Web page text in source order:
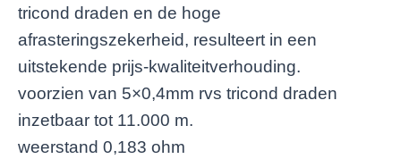
tricond draden en de hoge
afrasteringszekerheid, resulteert in een
uitstekende prijs-kwaliteitverhouding.
voorzien van 5×0,4mm rvs tricond draden
inzetbaar tot 11.000 m.
weerstand 0,183 ohm